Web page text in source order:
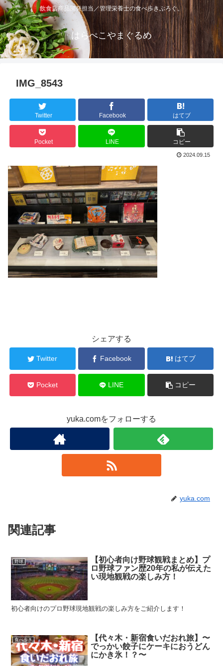
飲食店商品開発担当／管理栄養士の食べ歩きぶろぐ。
はらぺこやまぐるめ
IMG_8543
Twitter Facebook はてブ
Pocket LINE コピー
2024.09.15
シェアする
Twitter Facebook はてブ
Pocket LINE コピー
yuka.comをフォローする
yuka.com
関連記事
野球
【初心者向け野球観戦まとめ】プ
ロ野球ファン歴20年の私が伝えた
い現地観戦の楽しみ方！
初心者向けのプロ野球現地観戦の楽しみ方をご紹介します！
食べ歩き
【代々木・新宿食いだおれ旅】〜
でっかい餃子にケーキにおうどん
にかき氷！？〜